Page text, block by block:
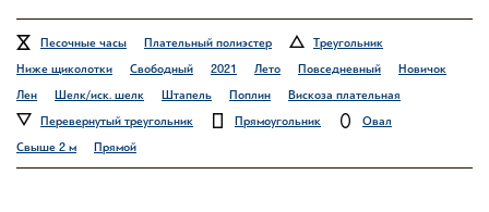
Песочные часы Плательный полиэстер
Треугольник
Ниже щиколотки
Свободный 2021 Лето Повседневный
Новичок
Лен
Шелк/иск. шелк Штапель Поплин
Вискоза плательная
Перевернутый треугольник
Прямоугольник
Овал
Свыше 2 м
Прямой